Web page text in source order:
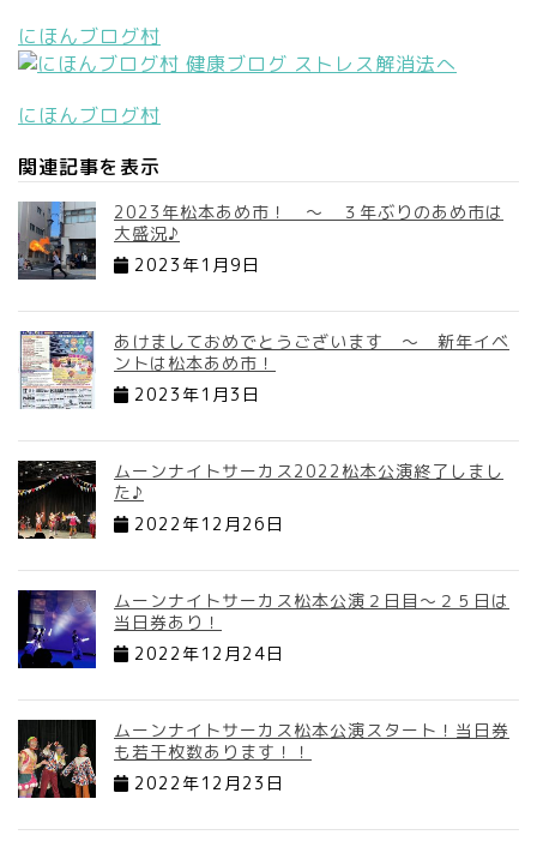
にほんブログ村
にほんブログ村
関連記事を表示
2023年松本あめ市！ ～ ３年ぶりのあめ市は
大盛況♪
2023年1月9日
あけましておめでとうございます ～ 新年イベ
ントは松本あめ市！
2023年1月3日
ムーンナイトサーカス2022松本公演終了しまし
た♪
2022年12月26日
ムーンナイトサーカス松本公演２日目～２５日は
当日券あり！
2022年12月24日
ムーンナイトサーカス松本公演スタート！当日券
も若干枚数あります！！
2022年12月23日